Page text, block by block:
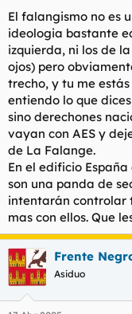
El falangismo no es
ideologia bastante
izquierda, ni los de
ojos) pero
trecho, y tu me
entiendo lo que
sino derechones
vayan con AES y
de La Falange.
En el edificio
son una panda de
intentarán controlar
mas con ellos. Que
Frente
Asiduo